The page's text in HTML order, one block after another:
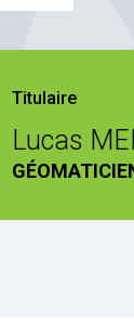
Titulaire
Lucas